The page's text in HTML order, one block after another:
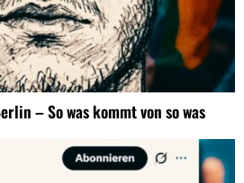
– So was kommt von so was